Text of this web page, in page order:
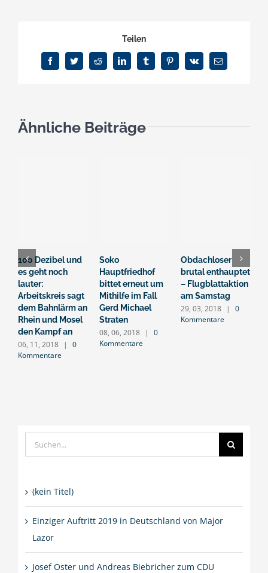
Teilen
FacebookTwitterReddit LinkedInTumblrPinterest
Vk
E-
Mail
Ähnliche Beiträge
100 Dezibel und
es geht noch
lauter:
Arbeitskreis sagt
dem Bahnlärm an
Rhein und Mosel
den Kampf an
06, 11, 2018 |
0
Kommentare
Soko
Hauptfriedhof
bittet erneut um
Mithilfe im Fall
Gerd Michael
Straten
08, 06, 2018 |
0
Kommentare
Obdachloser
brutal enthauptet
– Flugblattaktion
am Samstag
29, 03, 2018 |
0
Kommentare
Suche
nach:
(kein Titel)
Einziger Auftritt 2019 in Deutschland von Major
Lazor
Josef Oster und Andreas Biebricher zum CDU